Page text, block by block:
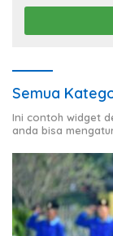
Semua
Ini contoh widget
anda bisa